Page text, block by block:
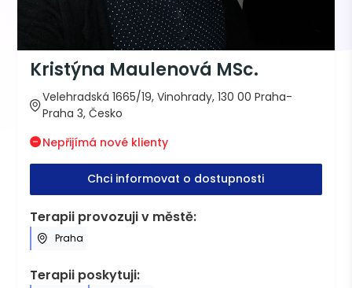
Kristýna Maulenová MSc.
Velehradská 1665/19, Vinohrady, 130 00 Praha-
Praha 3, Česko
Nepřijímá nové klienty
Chci informovat o dostupnosti
Terapii provozuji v městě:
Praha
Terapii poskytuji: